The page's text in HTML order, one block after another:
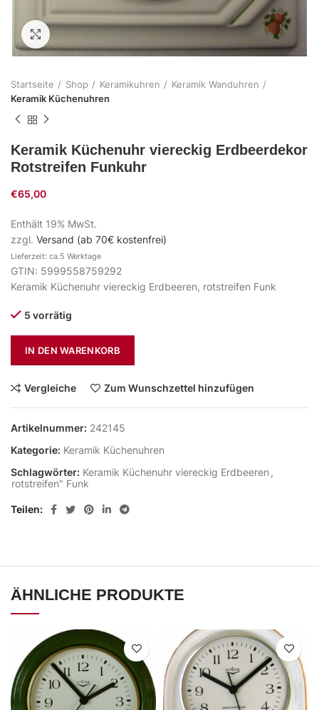
Zum Vergrößern klicken
Startseite Shop Keramikuhren
Keramik Wanduhren
Keramik Küchenuhren
Keramik Küchenuhr viereckig Erdbeerdekor
Rotstreifen Funkuhr
€65,00
Enthält 19% MwSt.
zzgl. Versand (ab 70€ kostenfrei)
Lieferzeit: ca.5 Werktage
GTIN: 5999558759292
Keramik Küchenuhr viereckig Erdbeeren, rotstreifen Funk
5 vorrätig
IN DEN WARENKORB
Vergleiche Zum Wunschzettel hinzufügen
Artikelnummer: 242145
Kategorie: Keramik Küchenuhren
Schlagwörter: Keramik Küchenuhr viereckig Erdbeeren ,
rotstreifen" Funk
Teilen
ÄHNLICHE PRODUKTE